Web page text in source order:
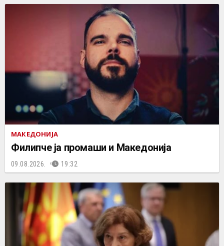
МАКЕДОНИЈА
Филипче ја промаши и Македонија
09.08.2026. 19:32